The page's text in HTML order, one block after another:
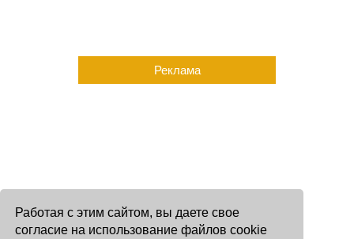
Работая с этим сайтом, вы даете свое
согласие на использование файлов cookie
Реклама